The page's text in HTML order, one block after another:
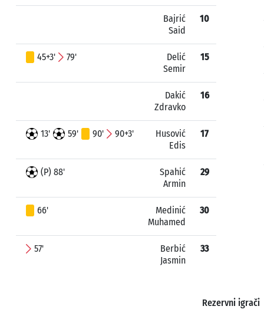
Bajrić
Said
10
45+3' 79'
Delić
Semir
15
Dakić
Zdravko
16
13' 59' 90' 90+3'
Husović
Edis
17
(P) 88'
Spahić
Armin
29
66'
Medinić
Muhamed
30
57'
Berbić
Jasmin
33
Rezervni igrači